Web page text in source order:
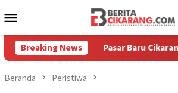
ke
Mobile
Breaking NewsPasar Baru Cikarang Dipoles
Beranda Peristiwa